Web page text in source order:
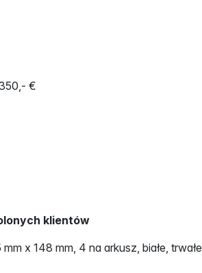
€
klientów
x 148 mm, 4 na arkusz, białe, trwałe